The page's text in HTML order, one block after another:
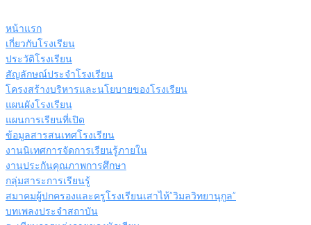
to
content
หน้าแรก
เกี่ยวกับโรงเรียน
ประวัติโรงเรียน
สัญลักษณ์ประจำโรงเรียน
โครงสร้างบริหารและนโยบายของโรงเรียน
แผนผังโรงเรียน
แผนการเรียนที่เปิด
ข้อมูลสารสนเทศโรงเรียน
งานนิเทศการจัดการเรียนรู้ภายใน
งานประกันคุณภาพการศึกษา
กลุ่มสาระการเรียนรู้
สมาคมผู้ปกครองและครูโรงเรียนเสาไห้”วิมลวิทยานุกูล”
บทเพลงประจำสถาบัน